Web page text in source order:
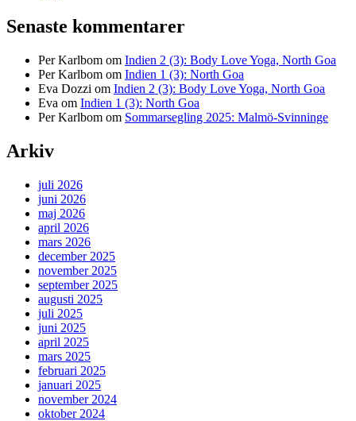
Senaste kommentarer
Per Karlbom om Indien 2 (3): Body Love Yoga, North Goa
Per Karlbom om Indien 1 (3): North Goa
Eva Dozzi om Indien 2 (3): Body Love Yoga, North Goa
Eva om Indien 1 (3): North Goa
Per Karlbom om Sommarsegling 2025: Malmö-Svinninge
Arkiv
juli 2026
juni 2026
maj 2026
april 2026
mars 2026
december 2025
november 2025
september 2025
augusti 2025
juli 2025
juni 2025
april 2025
mars 2025
februari 2025
januari 2025
november 2024
oktober 2024